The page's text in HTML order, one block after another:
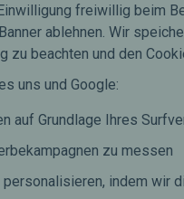
freiwillig beim
ablehnen. Wir
zu beachten und den
uns und Google:
auf Grundlage Ihres
zu messen
indem wir